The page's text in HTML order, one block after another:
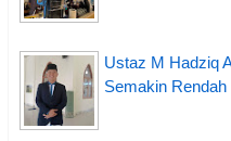
Ustaz M Hadziq
Semakin